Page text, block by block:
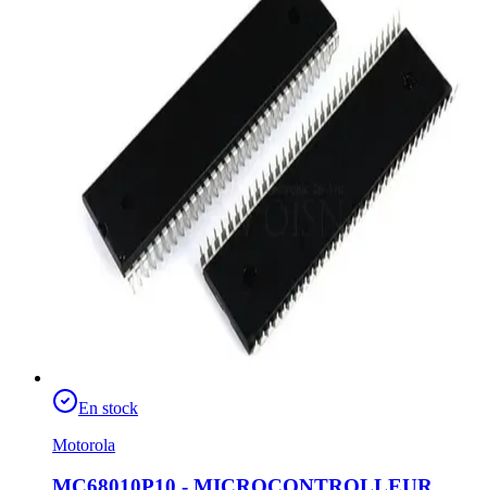
En stock
Motorola